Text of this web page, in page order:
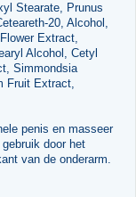
Stearate, Prunus
20, Alcohol,
Extract,
Alcohol, Cetyl
Simmondsia
Fruit Extract,
penis en masseer
door het
van de onderarm.